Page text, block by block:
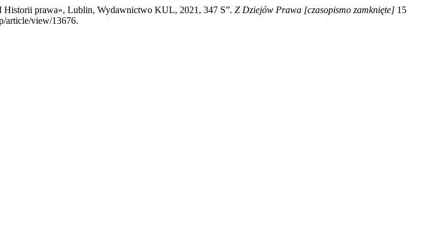
Historii prawa», Lublin, Wydawnictwo KUL, 2021, 347 S”. Z Dziejów Prawa [czasopismo zamknięte] 15
article/view/13676.